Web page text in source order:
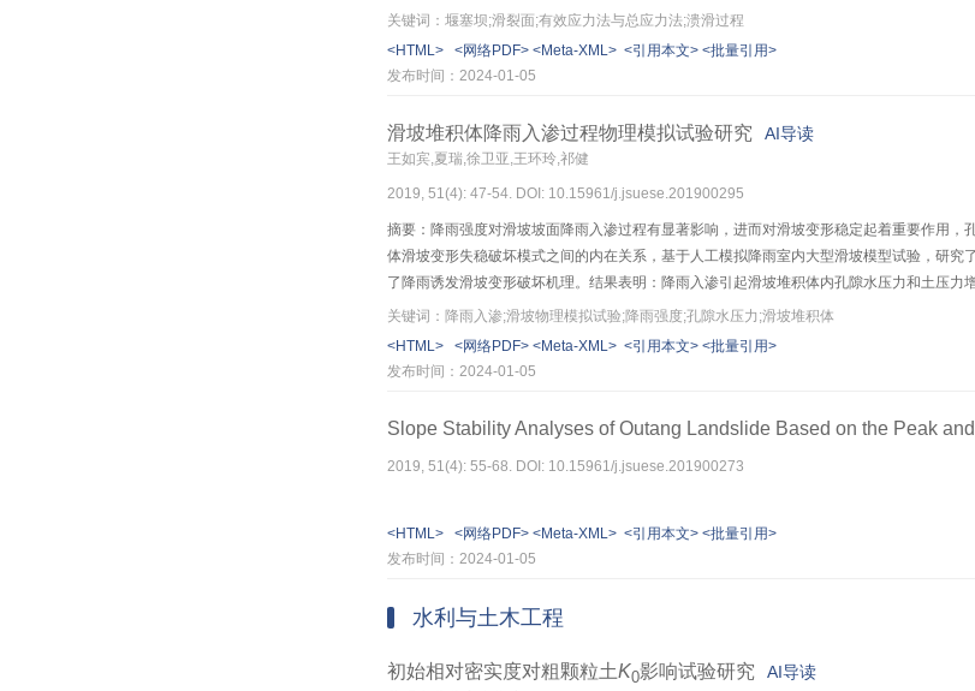
表格DB–IWHR，用于分析其受水动力驱动溃滑导致的溃决洪水变化过程。结果表明：1）
m
=1相关
模拟，基于VBA编制的程序具有良好的交互性，利于读者和使用者进行矫正和二次开发。2
关键词：堰塞坝;滑裂面;有效应力法与总应力法;溃滑过程
<HTML>
<网络PDF> <Meta-XML> <引用本文> <批量引用>
发布时间：2024-01-05
滑坡堆积体降雨入渗过程物理模拟试验研究 AI导读
王如宾,夏瑞,徐卫亚,王环玲,祁健
2019, 51(4): 47-54. DOI: 10.15961/j.jsuese.201900295
摘要：降雨强度对滑坡坡面降雨入渗过程有显著影响，进而对滑坡变形稳定起着重要作用
体滑坡变形失稳破坏模式之间的内在关系，基于人工模拟降雨室内大型滑坡模型试验，研
了降雨诱发滑坡变形破坏机理。结果表明：降雨入渗引起滑坡堆积体内孔隙水压力和土压
滑坡变形破坏与孔隙水压力变化密切相关，滑坡堆积体内孔隙水压力随降雨历时的增加不
土体隆胀，坡脚处会出现局部流土等现象。降雨强度大小与堆积体滑坡变形破坏模式密切
时，滑坡体沿最危险剪切面发生大范围滑动破坏，并最终形成塑性流动。
关键词：降雨入渗;滑坡物理模拟试验;降雨强度;孔隙水压力;滑坡堆积体
<HTML>
<网络PDF> <Meta-XML> <引用本文> <批量引用>
发布时间：2024-01-05
Slope Stability Analyses of Outang Landslide Based on the Peak
2019, 51(4): 55-68. DOI: 10.15961/j.jsuese.201900273
<HTML>
<网络PDF> <Meta-XML> <引用本文> <批量引用>
发布时间：2024-01-05
水利与土木工程
初始相对密实度对粗颗粒土K0影响试验研究 AI导读